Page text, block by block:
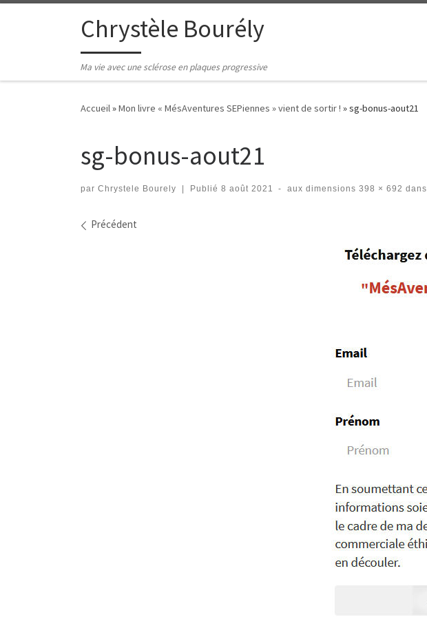
Passer au contenuChrystèle Bourély
Ma vie avec une sclérose en plaques progressive
Accueil»Mon livre « MésAventures SEPiennes » vient de sortir ! »sg-bonus-aout21
sg-bonus-aout21
par Chrystele Bourely Publié 8 août 2021 - aux dimensions 398 × 692 dans
Navigation des images
Précédent